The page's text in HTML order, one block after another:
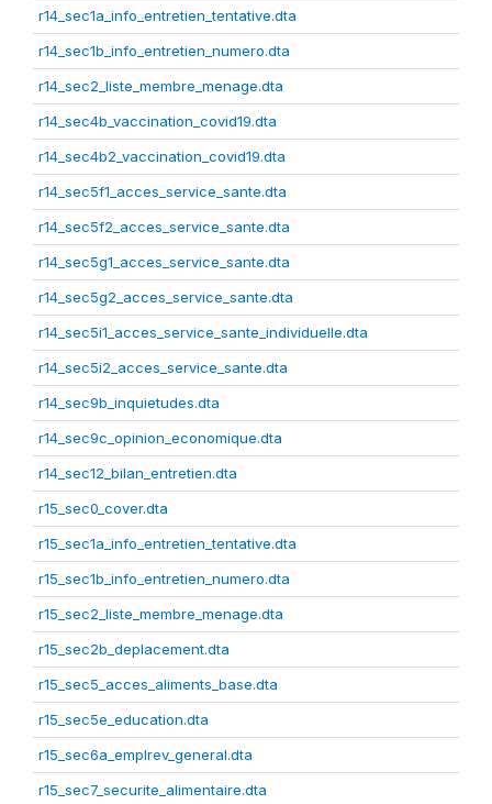
r14_sec1a_info_entretien_tentative.dta
r14_sec1b_info_entretien_numero.dta
r14_sec2_liste_membre_menage.dta
r14_sec4b_vaccination_covid19.dta
r14_sec4b2_vaccination_covid19.dta
r14_sec5f1_acces_service_sante.dta
r14_sec5f2_acces_service_sante.dta
r14_sec5g1_acces_service_sante.dta
r14_sec5g2_acces_service_sante.dta
r14_sec5i1_acces_service_sante_individuelle.dta
r14_sec5i2_acces_service_sante.dta
r14_sec9b_inquietudes.dta
r14_sec9c_opinion_economique.dta
r14_sec12_bilan_entretien.dta
r15_sec0_cover.dta
r15_sec1a_info_entretien_tentative.dta
r15_sec1b_info_entretien_numero.dta
r15_sec2_liste_membre_menage.dta
r15_sec2b_deplacement.dta
r15_sec5_acces_aliments_base.dta
r15_sec5e_education.dta
r15_sec6a_emplrev_general.dta
r15_sec7_securite_alimentaire.dta